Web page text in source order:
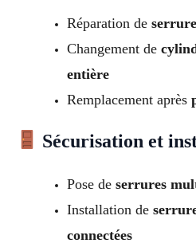
Réparation de
Changement de
entière
Remplacement après
Sécurisation et
Pose de serrures
Installation de
connectées